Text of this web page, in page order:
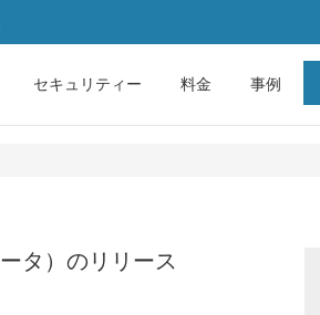
セキュリティー 料金 事例
タ）のリリース